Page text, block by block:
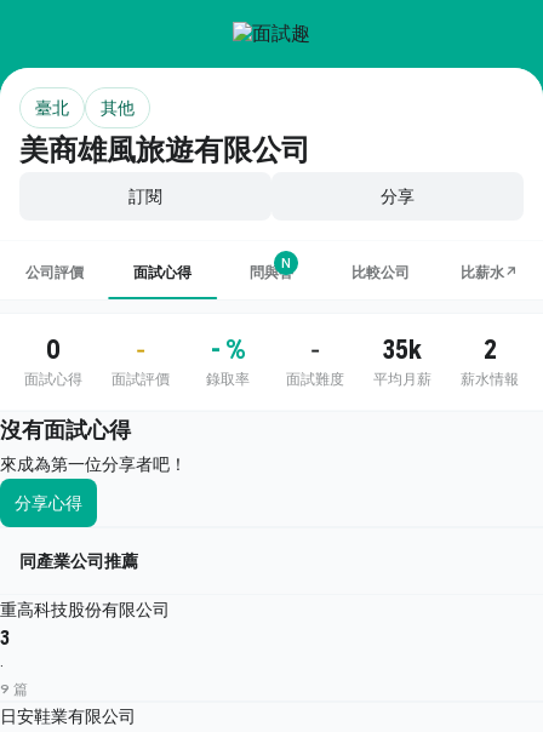
美商雄風旅遊有限公司
臺北 其他
訂閱 分享
公司評價 面試心得 問與答
N
比較公司 比薪水↗
0
面試心得
-
面試評價
- %
錄取率
-
面試難度
35k
平均月薪
2
薪水情報
沒有面試心得
來成為第一位分享者吧！
分享心得
同產業公司推薦
重高科技股份有限公司
3
·
9 篇
日安鞋業有限公司